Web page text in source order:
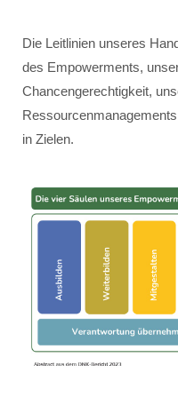
Die Leitlinien unseres
des Empowerments,
Chancengerechtigkeit,
in Zielen.